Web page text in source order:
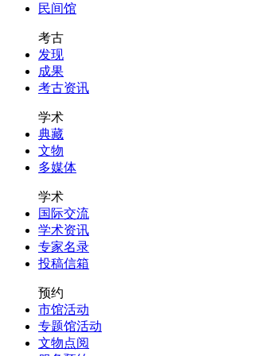
民间馆
考古
发现
成果
考古资讯
学术
典藏
文物
多媒体
学术
国际交流
学术资讯
专家名录
投稿信箱
预约
市馆活动
专题馆活动
文物点阅